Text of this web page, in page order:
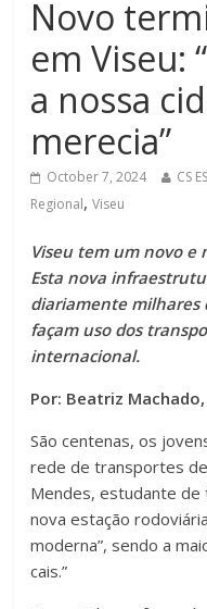
Novo
em Viseu:
a nossa
merecia”
October 7, 2024 CS
Regional,Viseu
Viseu tem um novo
Esta nova
diariamente milhares
façam uso dos
internacional.
Por: Beatriz
São centenas, os
rede de transportes
Mendes, estudante de
nova estação
moderna”, sendo a
cais.”